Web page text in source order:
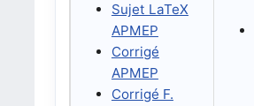
Sujet LaTeX
APMEP
Corrigé
APMEP
Corrigé F.